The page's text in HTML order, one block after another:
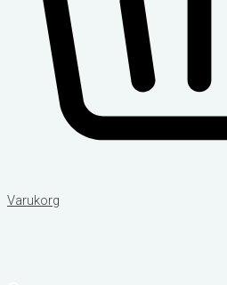
Varukorg